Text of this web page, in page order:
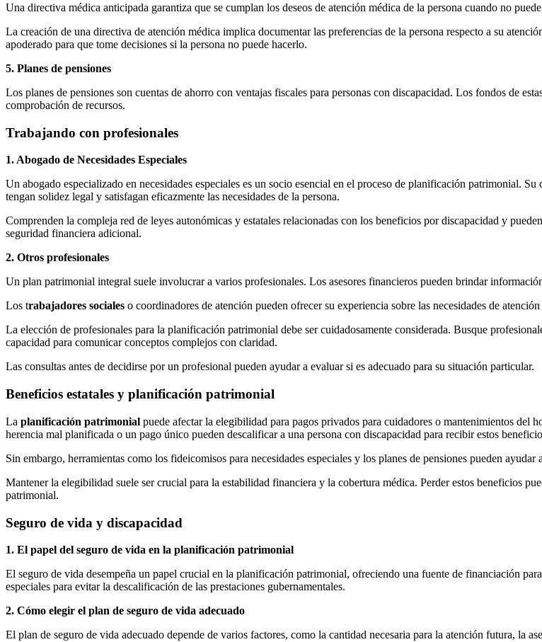
Una directiva médica anticipada garantiza que se cumplan los deseos de atención médica de la persona cuando no
La creación de una directiva de atención médica implica documentar las preferencias de la persona respecto a su
apoderado para que tome decisiones si la persona no puede hacerlo.
5. Planes de pensiones
Los planes de pensiones son cuentas de ahorro con ventajas fiscales para personas con discapacidad. Los fondos de
comprobación de recursos.
Trabajando con profesionales
1. Abogado de Necesidades Especiales
Un abogado especializado en necesidades especiales es un socio esencial en el proceso de planificación patrimonial.
tengan solidez legal y satisfagan eficazmente las necesidades de la persona.
Comprenden la compleja red de leyes autonómicas y estatales relacionadas con los beneficios por discapacidad y
seguridad financiera adicional.
2. Otros profesionales
Un plan patrimonial integral suele involucrar a varios profesionales. Los asesores financieros pueden brindar
Los trabajadores sociales o coordinadores de atención pueden ofrecer su experiencia sobre las necesidades de
La elección de profesionales para la planificación patrimonial debe ser cuidadosamente considerada. Busque
capacidad para comunicar conceptos complejos con claridad.
Las consultas antes de decidirse por un profesional pueden ayudar a evaluar si es adecuado para su situación particular.
Beneficios estatales y planificación patrimonial
La planificación patrimonial puede afectar la elegibilidad para pagos privados para cuidadores o mantenimientos del
herencia mal planificada o un pago único pueden descalificar a una persona con discapacidad para recibir estos
Sin embargo, herramientas como los fideicomisos para necesidades especiales y los planes de pensiones pueden ayudar
Mantener la elegibilidad suele ser crucial para la estabilidad financiera y la cobertura médica. Perder estos beneficios
patrimonial.
Seguro de vida y discapacidad
1. El papel del seguro de vida en la planificación patrimonial
El seguro de vida desempeña un papel crucial en la planificación patrimonial, ofreciendo una fuente de financiación
especiales para evitar la descalificación de las prestaciones gubernamentales.
2. Cómo elegir el plan de seguro de vida adecuado
El plan de seguro de vida adecuado depende de varios factores, como la cantidad necesaria para la atención futura, la